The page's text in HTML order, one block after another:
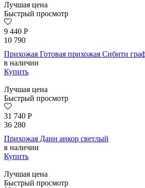
Лучшая цена
Быстрый просмотр
9 440 Р
10 790
Прихожая Готовая прихожая Сибити
в наличии
Купить
Лучшая цена
Быстрый просмотр
31 740 Р
36 280
Прихожая Даин анкор светлый
в наличии
Купить
Лучшая цена
Быстрый просмотр